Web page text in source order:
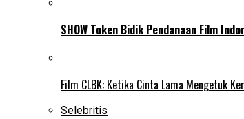
SHOW Token Bidik Pendanaan Film
Film CLBK: Ketika Cinta Lama Mengetuk
Selebritis